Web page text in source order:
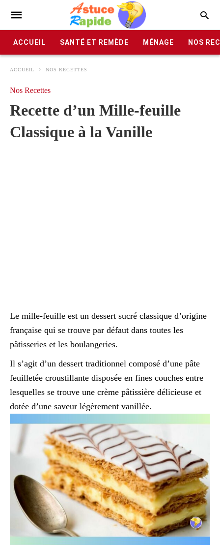
ACCUEIL SANTÉ ET REMÈDE MÉNAGE NOS
ACCUEIL NOS RECETTES
Nos Recettes
Recette d’un Mille-feuille
Classique à la Vanille
Le mille-feuille est un dessert sucré classique d’origine
française qui se trouve par défaut dans toutes les
pâtisseries et les boulangeries.
Il s’agit d’un dessert traditionnel composé d’une pâte
feuilletée croustillante disposée en fines couches entre
lesquelles se trouve une crème pâtissière délicieuse et
dotée d’une saveur légèrement vanillée.